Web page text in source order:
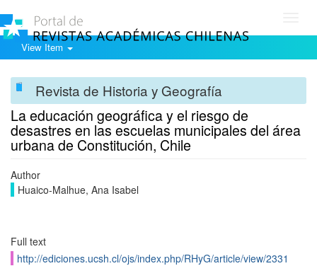
View Item
Revista de Historia y Geografía
La educación geográfica y el riesgo de
desastres en las escuelas municipales del área
urbana de Constitución, Chile
Author
Huaico-Malhue, Ana Isabel
Full text
http://ediciones.ucsh.cl/ojs/index.php/RHyG/article/view/2331